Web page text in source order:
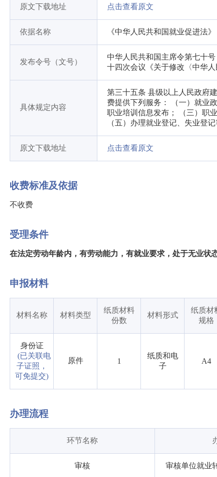
原文下载地址 点击查看原文
依据名称 《中华人民共和国就业促进法》
发布令号（文号）
中华人民共和国主席令第七十
十四次会议《关于修改〈中华
具体规定内容
第三十五条 县级以上人民政府
费提供下列服务： （一）就业
职业培训信息发布； （三）职
（五）办理就业登记、失业登
原文下载地址 点击查看原文
收费标准及依据
不收费
受理条件
在法定劳动年龄内，有劳动能力，有就业要求，处于无业状
申报材料
材料名称 材料类型
纸质材料
份数
材料形式
纸质材
规格
身份证
(已关联电
子证照，
可免提交)
原件 1
纸质和电
子
A4
办理流程
环节名称
审核 审核单位就业